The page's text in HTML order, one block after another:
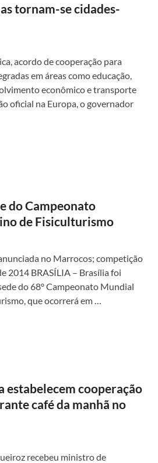
tornam-se cidades-
acordo de cooperação para
em áreas como educação,
econômico e transporte
oficial na Europa, o governador
do Campeonato
de Fisiculturismo
no Marrocos; competição
2014 BRASÍLIA – Brasília foi
do 68º Campeonato Mundial
que ocorrerá em …
estabelecem cooperação
café da manhã no
recebeu ministro de